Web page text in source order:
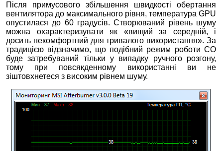
Після примусового збільшення швидкості обертання
вентилятора до максимального рівня, температура GPU
опустилася до 60 градусів. Створюваний рівень шуму
можна охарактеризувати як «вищий за середній, і
досить некомфортний для тривалого використання». За
традицією відзначимо, що подібний режим роботи СО
буде затребуваний тільки у випадку ручного розгону,
тому при повсякденному використанні ви не
зіштовхнетеся з високим рівнем шуму.